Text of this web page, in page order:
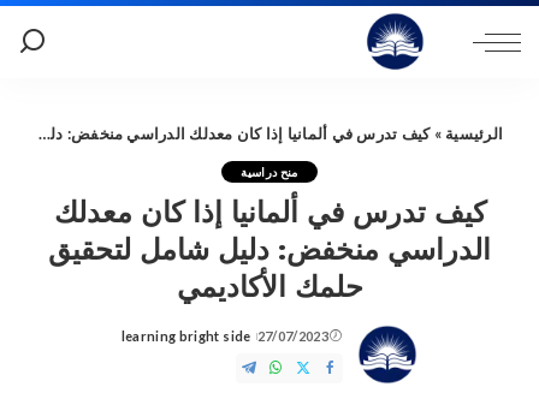
الرئيسية »كيف تدرس في ألمانيا إذا كان معدلك الدراسي منخفض: دليل شامل لتحقيق حلمك الأكاديمي
منح دراسية
كيف تدرس في ألمانيا إذا كان معدلك
الدراسي منخفض: دليل شامل لتحقيق
حلمك الأكاديمي
27/07/2023
Posted
by
learning bright side